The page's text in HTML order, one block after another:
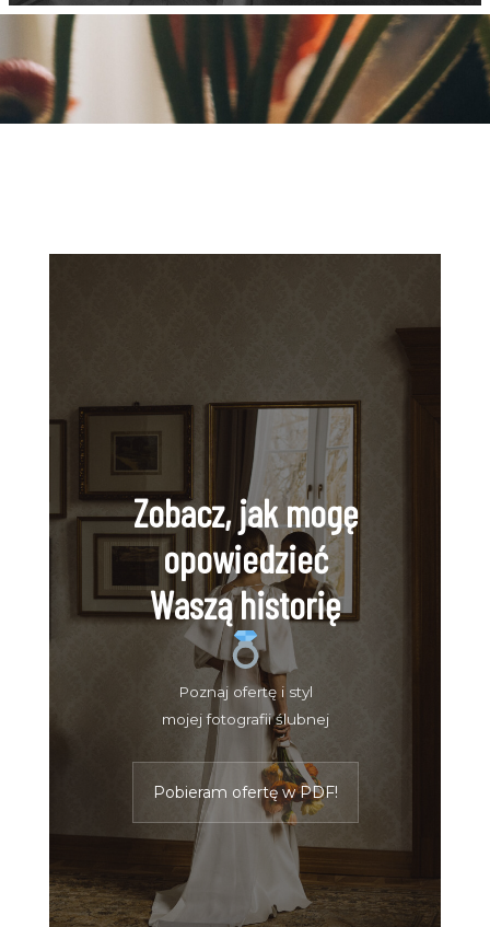
Zobacz, jak mogę
opowiedzieć
Waszą historię
Poznaj ofertę i styl
mojej fotografii ślubnej
Pobieram ofertę w PDF!